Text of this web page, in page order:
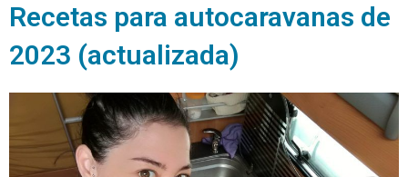
Recetas para autocaravanas de
2023 (actualizada)